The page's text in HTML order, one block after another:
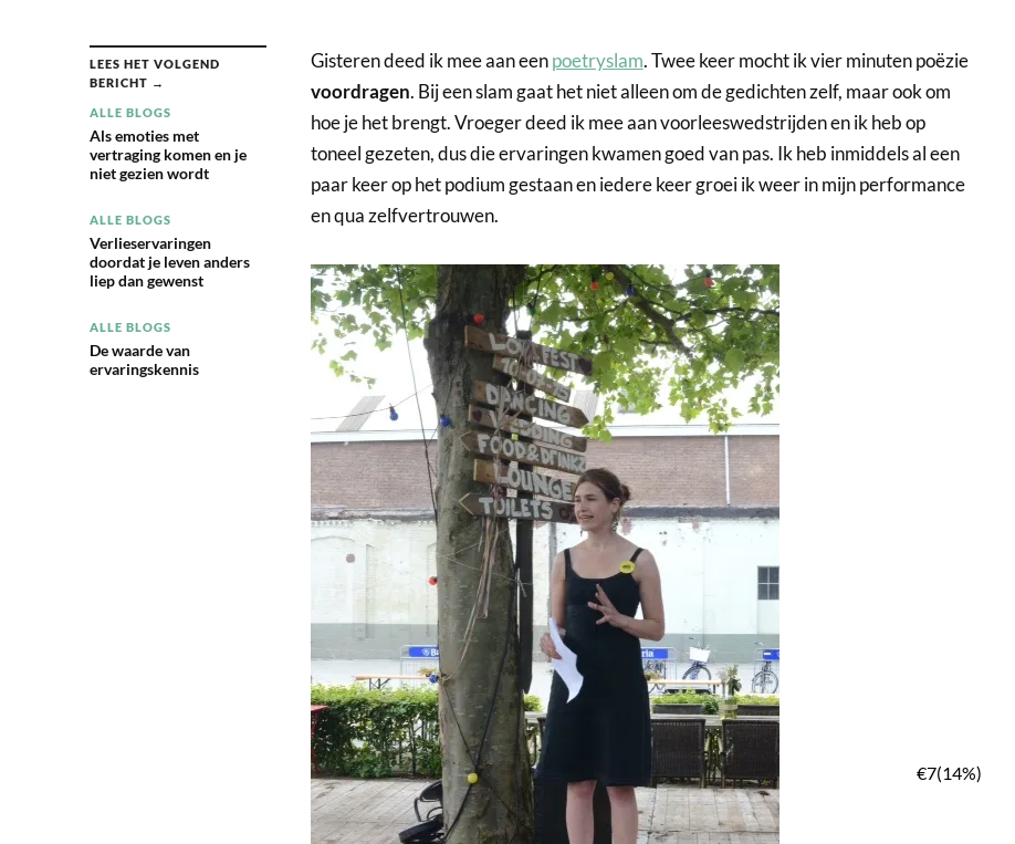
LEES HET VOLGEND
BERICHT →
ALLE BLOGS
Als emoties met
vertraging komen en je
niet gezien wordt
ALLE BLOGS
Verlieservaringen
doordat je leven anders
liep dan gewenst
ALLE BLOGS
De waarde van
ervaringskennis
Gisteren deed ik mee aan eenpoetryslam. Twee keer mocht ik vier minuten poëzie
voordragen. Bij een slam gaat het niet alleen om de gedichten zelf, maar ook om
hoe je het brengt. Vroeger deed ik mee aan voorleeswedstrijden en ik heb op
toneel gezeten, dus die ervaringen kwamen goed van pas. Ik heb inmiddels al een
paar keer op het podium gestaan en iedere keer groei ik weer in mijn performance
en qua zelfvertrouwen.